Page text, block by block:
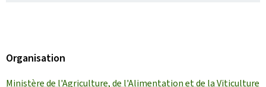
Organisation
Ministère de l'Agriculture, de l'Alimentation et de la Viticulture